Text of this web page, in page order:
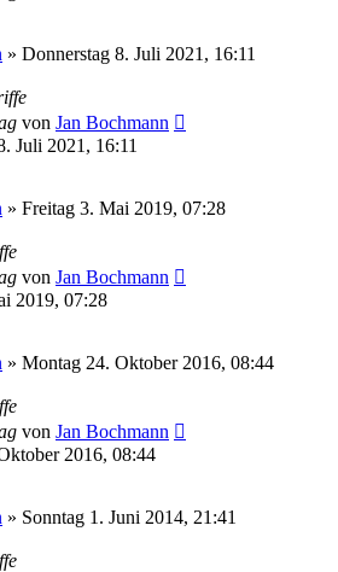
» Donnerstag 8. Juli 2021, 16:11
von Jan Bochmann
Juli 2021, 16:11
» Freitag 3. Mai 2019, 07:28
von Jan Bochmann
2019, 07:28
» Montag 24. Oktober 2016, 08:44
von Jan Bochmann
2016, 08:44
» Sonntag 1. Juni 2014, 21:41